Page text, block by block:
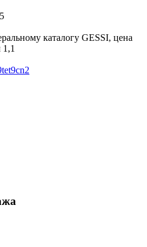
каталогу GESSI, цена